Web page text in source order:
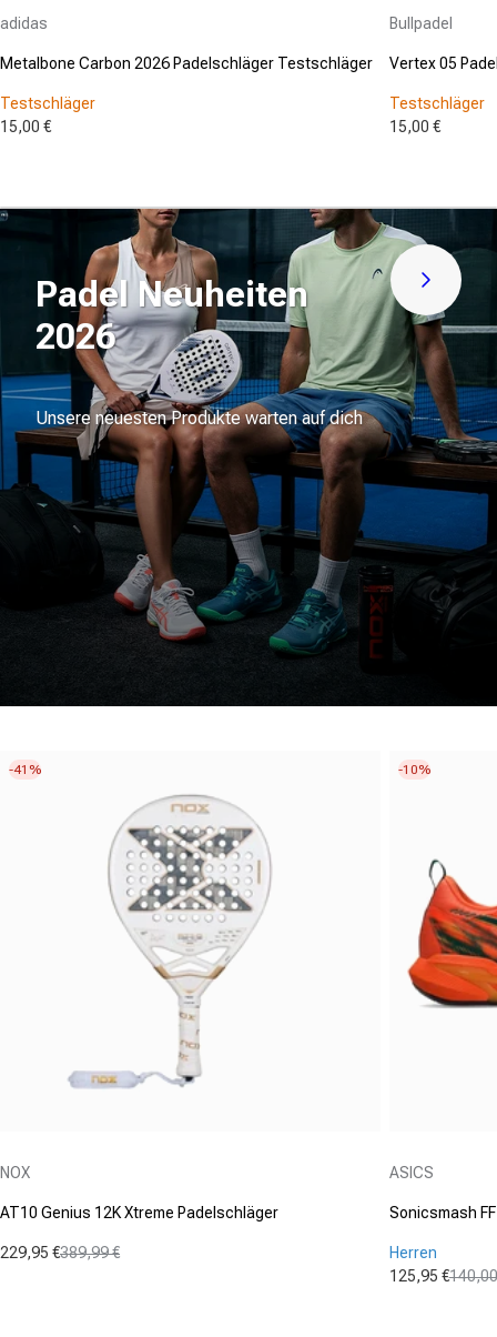
adidas
Metalbone Carbon 2026 Padelschläger Testschläger
Testschläger
15,00 €
Bullpadel
Vertex 05
Testschläger
15,00 €
Padel Neuheiten
2026
Unsere neuesten Produkte warten auf dich
Jetzt
-41%
NOX
AT10 Genius 12K Xtreme Padelschläger
Verkaufspreis
229,95 €
Normaler Preis
389,99 €
-10%
ASICS
Sonicsmash
Herren
125,95 €
Normaler